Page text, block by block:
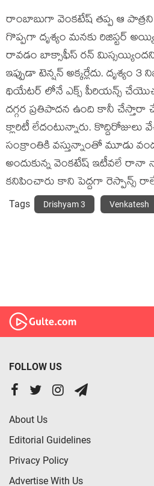
రాంబాబుగా వెంకటేష్ తప్ప ఆ
గొప్పగా దృశ్యం మనకు రిజిస్టర్
రావడం బాక్సాఫీస్ రన్
ఇప్పుడా టెన్షన్ అక్కర్లేదు. దృశ్యం
థియేటర్ లోనే ఎక్స్ పీరియన్స్
దగ్గర ప్రతిపాదన ఉంది కానీ
క్లారిటీ లేదంటున్నారు. కొద్దిరోజులు
సంక్రాంతికి వస్తున్నాంతో మూడు
అందుకున్న వెంకటేష్ ఇటీవలే
కనిపించారు కాని పెద్దగా రెస్పాన్స్
Tags Drishyam 3 Venkatesh
FOLLOW US
About Us
Editorial Guidelines
Privacy Policy
Advertise With Us